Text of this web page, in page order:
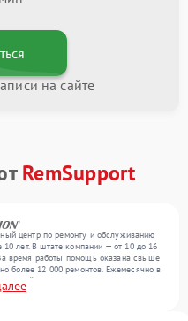
на сайте
RemSupport
центр по ремонту и обслуживанию
лет. В штате компании — от 10 до 16
время работы помощь оказана свыше
более 12 000 ремонтов. Ежемесячно в
включая , , . Мы работаем с
надежный результат благодаря